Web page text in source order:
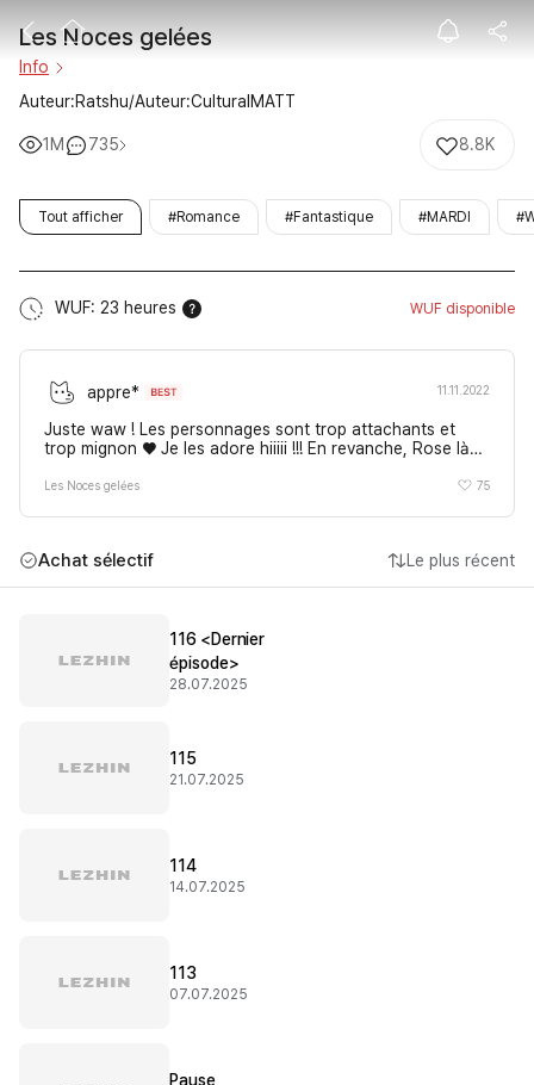
Les Noces
Les Noces gelées
Info
Auteur:Ratshu/Auteur:CulturaIMATT
1M 735 8.8K
Tout afficher #Romance #Fantastique #MARDI
WUF: 23 heures WUF disponible
appre* 11.11.2022
Juste waw ! Les personnages sont trop attachants et
trop mignon ♥ Je les adore hiiiii !!! En revanche, Rose là
Les Noces gelées 75
Achat sélectif Le plus récent
116 <Dernier
épisode>
28.07.2025
115
21.07.2025
114
14.07.2025
113
07.07.2025
Pause